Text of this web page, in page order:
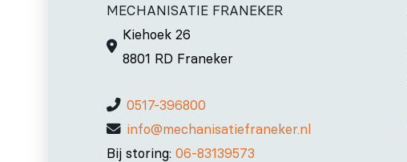
MECHANISATIE FRANEKER
Kiehoek 26
8801 RD Franeker
0517-396800
info@mechanisatiefraneker.nl
Bij storing:06-83139573